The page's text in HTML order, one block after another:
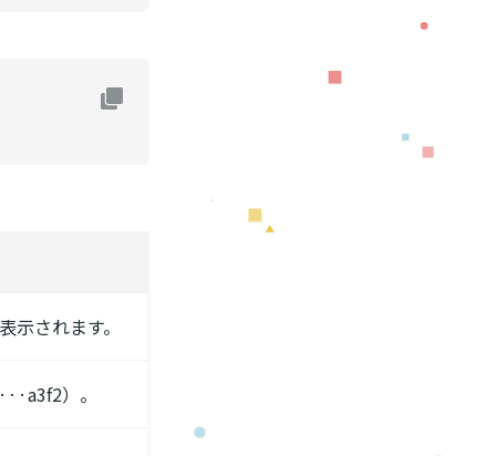
されます。
）。